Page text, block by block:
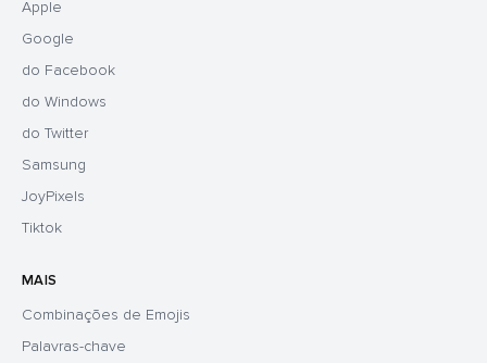
Apple
Google
do Facebook
do Windows
do Twitter
Samsung
JoyPixels
Tiktok
MAIS
Combinações de Emojis
Palavras-chave